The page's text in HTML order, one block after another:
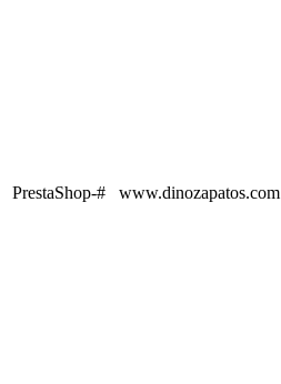
PrestaShop-# www.dinozapatos.com